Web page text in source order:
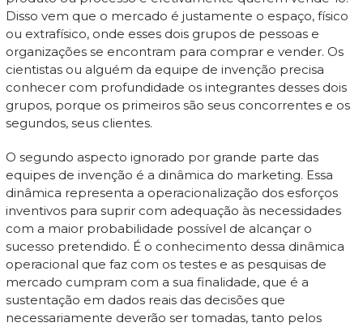
Disso vem que o mercado é justamente o espaço, físico
ou extrafísico, onde esses dois grupos de pessoas e
organizações se encontram para comprar e vender. Os
cientistas ou alguém da equipe de invenção precisa
conhecer com profundidade os integrantes desses dois
grupos, porque os primeiros são seus concorrentes e os
segundos, seus clientes.
O segundo aspecto ignorado por grande parte das
equipes de invenção é a dinâmica do marketing. Essa
dinâmica representa a operacionalização dos esforços
inventivos para suprir com adequação às necessidades
com a maior probabilidade possível de alcançar o
sucesso pretendido. É o conhecimento dessa dinâmica
operacional que faz com os testes e as pesquisas de
mercado cumpram com a sua finalidade, que é a
sustentação em dados reais das decisões que
necessariamente deverão ser tomadas, tanto pelos